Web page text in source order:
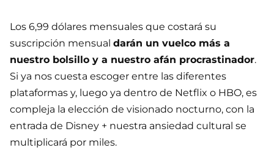
Los 6,99 dólares mensuales que costará su
suscripción mensual darán un vuelco más a
nuestro bolsillo y a nuestro afán procrastinador.
Si ya nos cuesta escoger entre las diferentes
plataformas y, luego ya dentro de Netflix o HBO, es
compleja la elección de visionado nocturno, con la
entrada de Disney + nuestra ansiedad cultural se
multiplicará por miles.